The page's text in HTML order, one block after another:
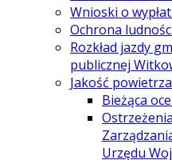
Wnioski o
Ochrona
Rozkład jazdy
publicznej
Jakość powietrza
Bieżąca
Urzędu